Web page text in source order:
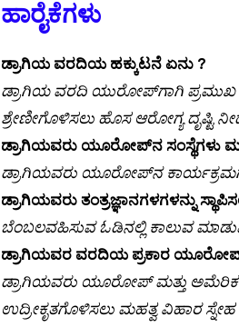
ಹಾರೈಕೆಗಳು
ಡ್ರಾಗಿಯ ವರದಿಯ ಹಕ್ಕುಟನೆ ಏನು ?
ಡ್ರಾಗಿಯ ವರದಿ ಯುರೋಪ್‌ಗಾಗಿ ಪ್ರಮುಖ
ಶ್ರೇಣೀಗೊಳಿಸಲು ಹೊಸ ಆರೋಗ್ಯ ದೃಷ್ಟಿ
ಡ್ರಾಗಿಯವರು ಯೂರೋಪ್‌ನ ಸಂಸ್ಥೆಗಳು
ಡ್ರಾಗಿಯವರು ಯೂರೋಪ್‌ನ
ಡ್ರಾಗಿಯವರು ತಂತ್ರಜ್ಞಾನಗಳಗಳನ್ನು
ಬೆಂಬಲವಹಿಸುವ ಓಡಿನಲ್ಲಿ ಕಾಲುವ
ಡ್ರಾಗಿಯವರ ವರದಿಯ ಪ್ರಕಾರ ಯೂರೋಪ್
ಡ್ರಾಗಿಯವರು ಯೂರೋಪ್ ಮತ್ತು ಅಮೆರಿಕದ
ಉದ್ರೀಕೃತಗೊಳಿಸಲು ಮಹತ್ವ ವಿಹಾರ ಸ್ನೇಹ